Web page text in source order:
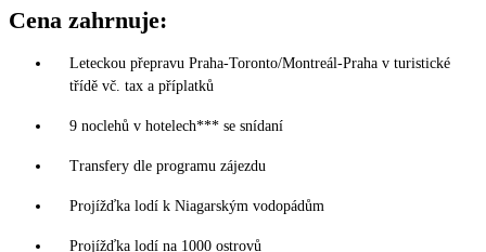
Cena zahrnuje:
Leteckou přepravu Praha-Toronto/Montreál-Praha v turistické
třídě vč. tax a příplatků
9 noclehů v hotelech*** se snídaní
Transfery dle programu zájezdu
Projížďka lodí k Niagarským vodopádům
Projížďka lodí na 1000 ostrovů